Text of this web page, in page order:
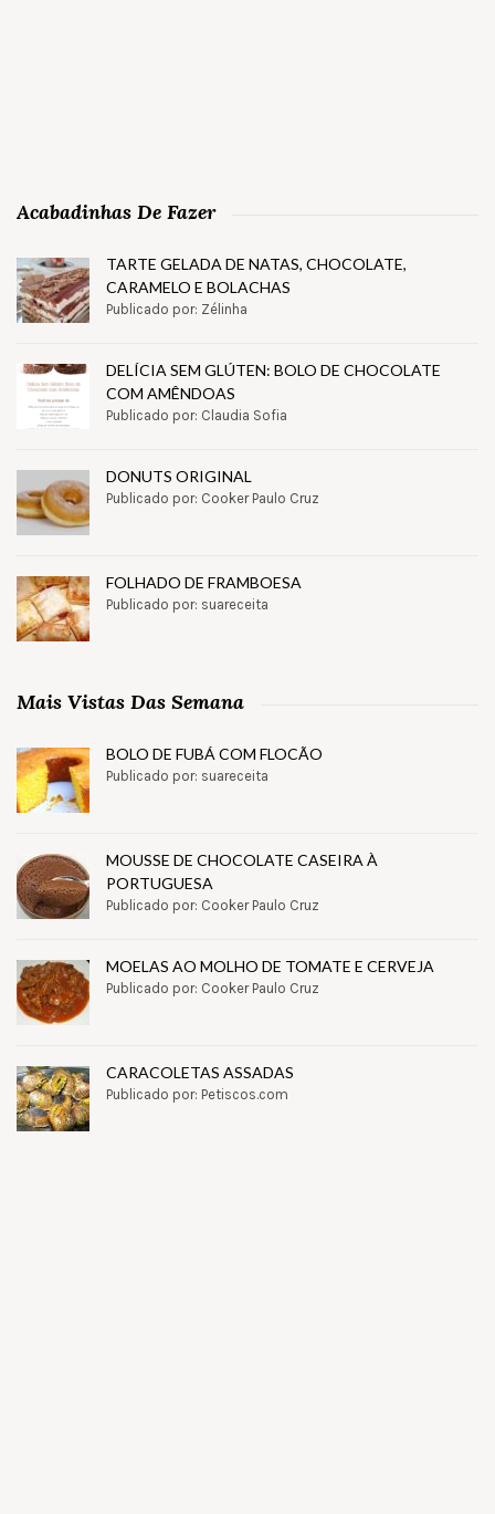
Acabadinhas De Fazer
TARTE GELADA DE NATAS, CHOCOLATE,
CARAMELO E BOLACHAS
Publicado por: Zélinha
DELÍCIA SEM GLÚTEN: BOLO DE CHOCOLATE
COM AMÊNDOAS
Publicado por: Claudia Sofia
DONUTS ORIGINAL
Publicado por: Cooker Paulo Cruz
FOLHADO DE FRAMBOESA
Publicado por: suareceita
Mais Vistas Das Semana
BOLO DE FUBÁ COM FLOCÃO
Publicado por: suareceita
MOUSSE DE CHOCOLATE CASEIRA À
PORTUGUESA
Publicado por: Cooker Paulo Cruz
MOELAS AO MOLHO DE TOMATE E CERVEJA
Publicado por: Cooker Paulo Cruz
CARACOLETAS ASSADAS
Publicado por: Petiscos.com